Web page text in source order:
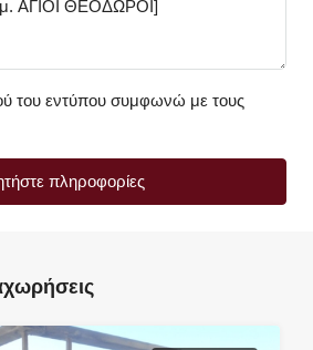
του εντύπου συμφωνώ με τους
πληροφορίες